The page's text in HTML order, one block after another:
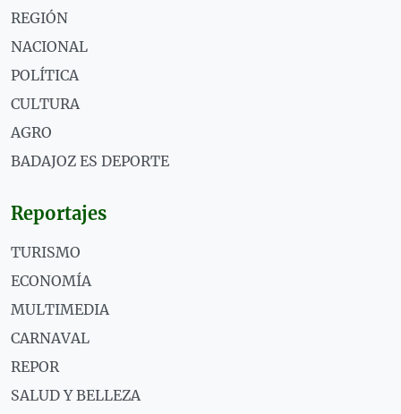
REGIÓN
NACIONAL
POLÍTICA
CULTURA
AGRO
BADAJOZ ES DEPORTE
Reportajes
TURISMO
ECONOMÍA
MULTIMEDIA
CARNAVAL
REPOR
SALUD Y BELLEZA